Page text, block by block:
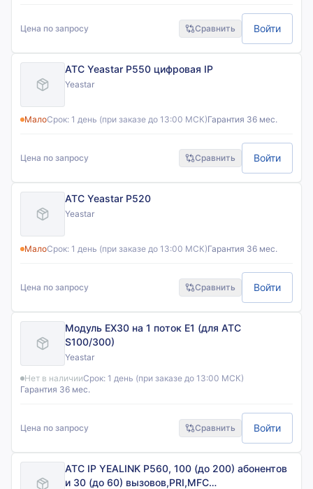
Цена по запросу Сравнить Войти
АТС Yeastar P550 цифровая IP
Yeastar
МалоСрок: 1 день (при заказе до 13:00 МСК)Гарантия 36 мес.
Цена по запросу Сравнить Войти
АТС Yeastar P520
Yeastar
МалоСрок: 1 день (при заказе до 13:00 МСК)Гарантия 36 мес.
Цена по запросу Сравнить Войти
Модуль EX30 на 1 поток E1 (для АТС
S100/300)
Yeastar
Нет в наличииСрок: 1 день (при заказе до 13:00 МСК)
Гарантия 36 мес.
Цена по запросу Сравнить Войти
АТС IP YEALINK P560, 100 (до 200) абонентов
и 30 (до 60) вызовов,PRI,MFC